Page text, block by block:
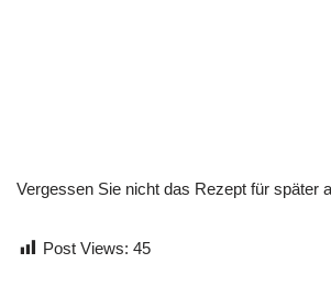
Vergessen Sie nicht das Rezept für später
Post Views: 45